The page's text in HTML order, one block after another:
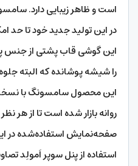
است و ظاهر زیبایی دارد.
در این تولید جدید خود تا حد
این گوشی قاب پشتی از جنس
را شیشه پوشانده که البته
روانه بازار شده است تا از هر
استفاده از پنل سوپر اَمولِد